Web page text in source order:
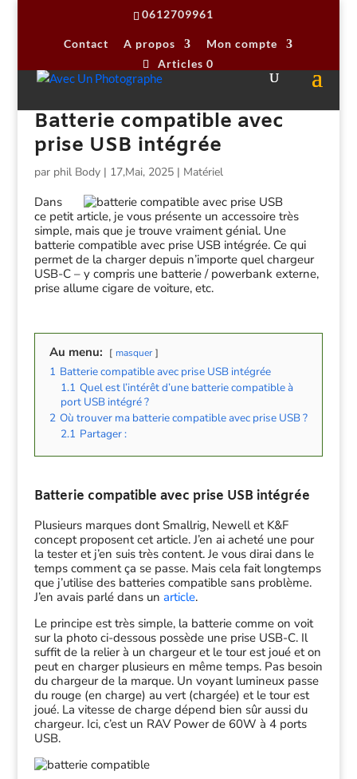
0612709961
Contact A propos
Mon compte
Articles 0
Batterie compatible avec
prise USB intégrée
par phil Body| 17,Mai, 2025| Matériel
Dans
ce petit article, je vous présente un accessoire très
simple, mais que je trouve vraiment génial. Une
batterie compatible avec prise USB intégrée. Ce qui
permet de la charger depuis n’importe quel chargeur
USB-C – y compris une batterie / powerbank externe,
prise allume cigare de voiture, etc.
Au menu: masquer
1 Batterie compatible avec prise USB intégrée
1.1 Quel est l’intérêt d’une batterie compatible à
port USB intégré ?
2 Où trouver ma batterie compatible avec prise USB ?
2.1 Partager :
Batterie compatible avec prise USB intégrée
Plusieurs marques dont Smallrig, Newell et K&F
concept proposent cet article. J’en ai acheté une pour
la tester et j’en suis très content. Je vous dirai dans le
temps comment ça se passe. Mais cela fait longtemps
que j’utilise des batteries compatible sans problème.
J’en avais parlé dans un article.
Le principe est très simple, la batterie comme on voit
sur la photo ci-dessous possède une prise USB-C. Il
suffit de la relier à un chargeur et le tour est joué et on
peut en charger plusieurs en même temps. Pas besoin
du chargeur de la marque. Un voyant lumineux passe
du rouge (en charge) au vert (chargée) et le tour est
joué. La vitesse de charge dépend bien sûr aussi du
chargeur. Ici, c’est un RAV Power de 60W à 4 ports
USB.